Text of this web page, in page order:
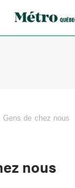
Gens de chez nous
nous